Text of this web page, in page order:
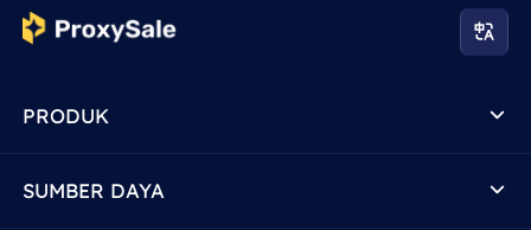
PRODUK
SUMBER DAYA